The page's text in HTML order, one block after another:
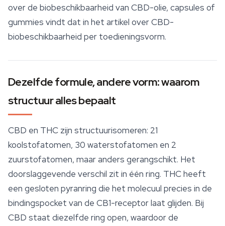
over de biobeschikbaarheid van CBD-olie, capsules of
gummies vindt dat in het artikel over CBD-
biobeschikbaarheid per toedieningsvorm.
Dezelfde formule, andere vorm: waarom
structuur alles bepaalt
CBD en THC zijn structuurisomeren: 21
koolstofatomen, 30 waterstofatomen en 2
zuurstofatomen, maar anders gerangschikt. Het
doorslaggevende verschil zit in één ring. THC heeft
een gesloten pyranring die het molecuul precies in de
bindingspocket van de CB1-receptor laat glijden. Bij
CBD staat diezelfde ring open, waardoor de